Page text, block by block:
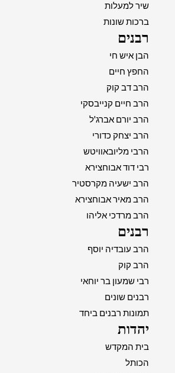
שיר למעלות
ברכות שונות
רבנים
הבן איש חי
החפץ חיים
הרב דב קוק
הרב חיים קנייבסקי
הרב יורם אברג'ל
הרב יצחק כדורי
הרבי מליובאוויטש
רבי דוד אבוחצירא
הרב ישעיה מקרסטיר
הרב מאיר אבוחצירא
הרב מרדכי אליהו
רבנים
הרב עובדיה יוסף
הרב קוק
רבי שמעון בר יוחאי
רבנים שונים
תמונות רבנים ביחד
יהדות
בית המקדש
הכותל